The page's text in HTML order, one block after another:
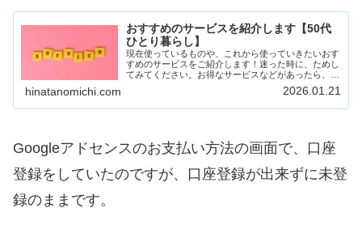
おすすめのサービスを紹介します【50代
ひとり暮らし】
現在使っているものや、これから使っていきたいおす
すめのサービスをご紹介します！迷った時に、ためし
てみてください。お得なサービスなどがあったら、随
時載せていきます！Amazon prime (アマゾンプラ
イム) 30日間の無料体験ができます。…
hinatanomichi.com 2026.01.21
Googleアドセンスのお支払い方法の画面で、口座
登録をしていたのですが、口座登録が出来ずに未登
録のままです。